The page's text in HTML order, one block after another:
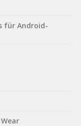
für Android-